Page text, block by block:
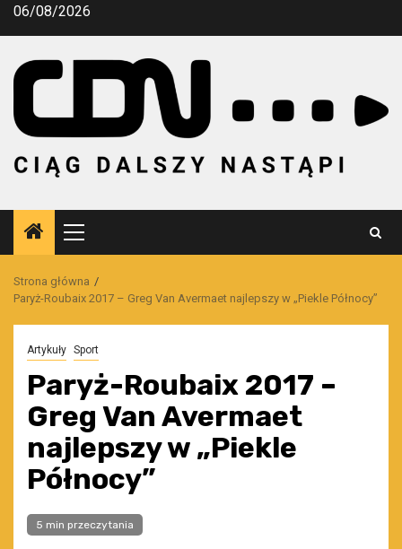
Przejdź
06/08/2026
Menu
główne
Strona główna
Paryż-Roubaix 2017 – Greg Van Avermaet najlepszy w „Piekle Północy”
Artykuły Sport
Paryż-Roubaix 2017 –
Greg Van Avermaet
najlepszy w „Piekle
Północy”
5 min przeczytania